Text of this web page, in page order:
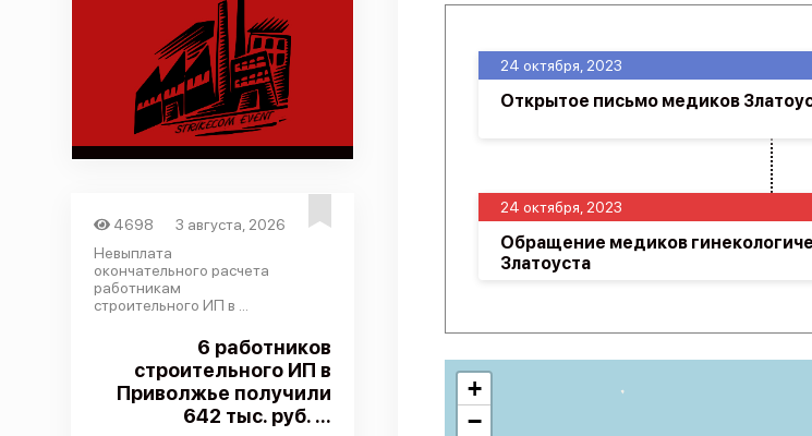
4698
3 августа, 2026
Невыплата
окончательного расчета
работникам
строительного ИП в ...
6 работников
строительного ИП в
Приволжье получили
642 тыс. руб. ...
24 октября, 2023
Обращение медиков
Златоуста
24 октября, 2023
Открытое письмо медиков
+
−